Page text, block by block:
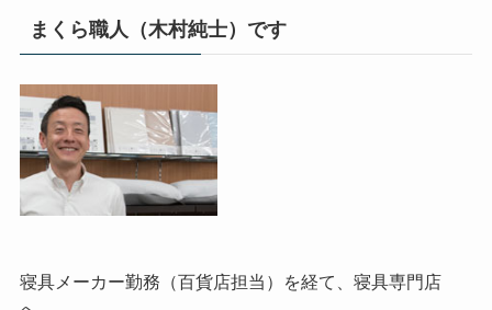
まくら職人（木村純士）です
寝具メーカー勤務（百貨店担当）を経て、寝具専門店